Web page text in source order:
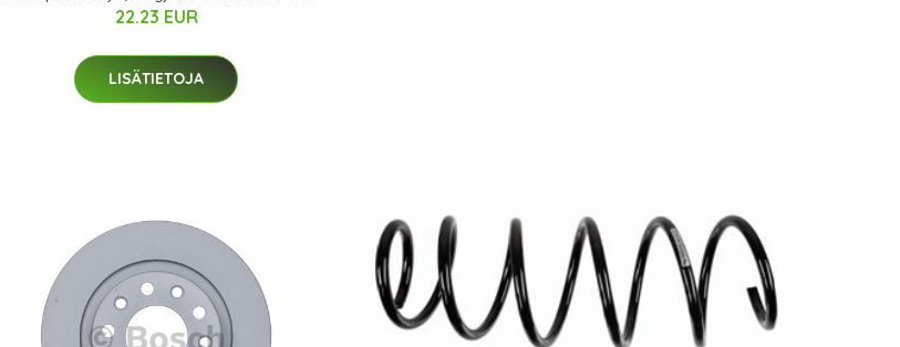
22.23 EUR
LISÄTIETOJA